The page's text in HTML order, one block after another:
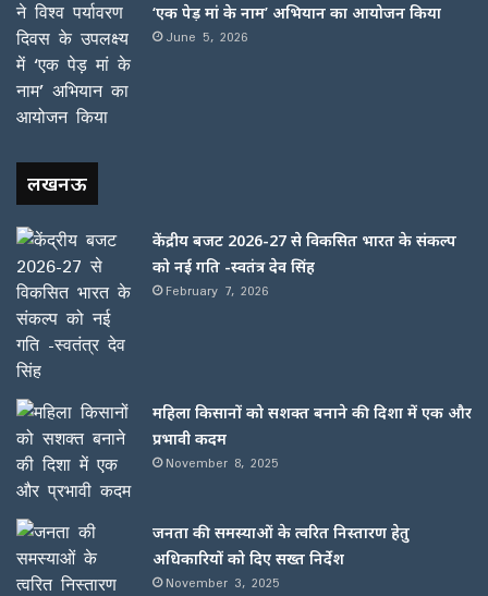
‘एक पेड़ मां के नाम’ अभियान का आयोजन किया
June 5, 2026
लखनऊ
केंद्रीय बजट 2026-27 से विकसित भारत के संकल्प
को नई गति -स्वतंत्र देव सिंह
February 7, 2026
महिला किसानों को सशक्त बनाने की दिशा में एक और
प्रभावी कदम
November 8, 2025
जनता की समस्याओं के त्वरित निस्तारण हेतु
अधिकारियों को दिए सख्त निर्देश
November 3, 2025